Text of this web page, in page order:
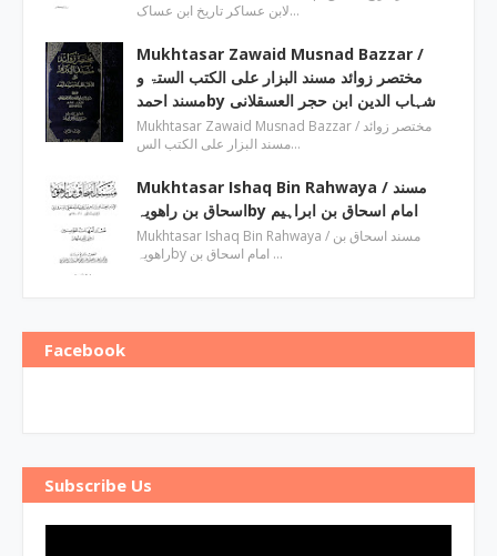
لابن عساکر تاریخ ابن عساک…
Mukhtasar Zawaid Musnad Bazzar ‎/
مختصر زوائد مسند البزار علی الکتب الستۃ و
مسند احمدby ‎شہاب الدین ابن حجر العسقلانی
Mukhtasar Zawaid Musnad Bazzar ‎/ مختصر زوائد
مسند البزار علی الکتب الس…
Mukhtasar Ishaq Bin Rahwaya ‎/ مسند
اسحاق بن راھویہby ‎امام اسحاق بن ابراہیم
Mukhtasar Ishaq Bin Rahwaya ‎/ مسند اسحاق بن
راھویہby ‎امام اسحاق بن …
Facebook
Subscribe Us